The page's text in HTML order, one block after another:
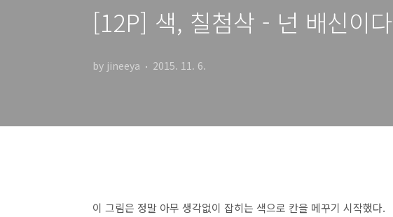
[12P] 색, 칠첨삭 - 넌 배신이다
by jineeya 2015. 11. 6.
이 그림은 정말 아무 생각없이 잡히는 색으로 칸을 메꾸기 시작했다.